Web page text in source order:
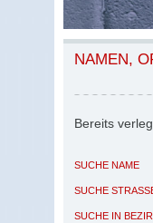
NAMEN,
Bereits
SUCHE NAME
SUCHE
SUCHE IN